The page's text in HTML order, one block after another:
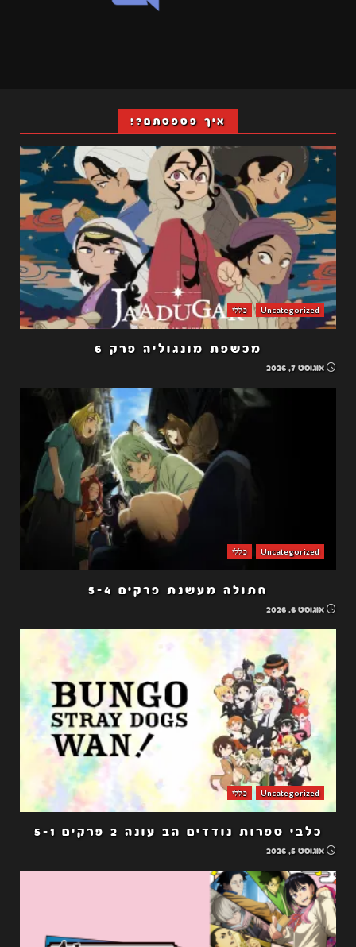
איך פספסתם?!
Uncategorized כללי
מכשפת מונגוליה פרק 6
אוגוסט 7, 2026
Uncategorized כללי
חתולה מעשנת פרקים 5-4
אוגוסט 6, 2026
Uncategorized כללי
כלבי ספרות נודדים הב עונה 2 פרקים 5-1
אוגוסט 5, 2026